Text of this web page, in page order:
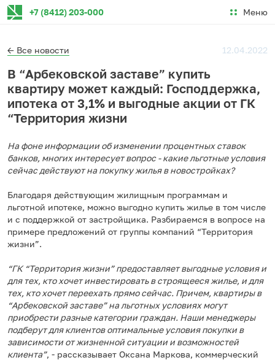
+7 (8412) 203-000 Меню
← Все новости 12.04.2022
В “Арбековской заставе” купить
квартиру может каждый: Господдержка,
ипотека от 3,1% и выгодные акции от ГК
“Территория жизни
На фоне информации об изменении процентных ставок
банков, многих интересует вопрос - какие льготные условия
сейчас действуют на покупку жилья в новостройках?
Благодаря действующим жилищным программам и
льготной ипотеке, можно выгодно купить жилье в том числе
и с поддержкой от застройщика. Разбираемся в вопросе на
примере предложений от группы компаний “Территория
жизни”.
“ГК “Территория жизни” предоставляет выгодные условия и
для тех, кто хочет инвестировать в строящееся жилье, и для
тех, кто хочет переехать прямо сейчас. Причем, квартиры в
“Арбековской заставе” на льготных условиях могут
приобрести разные категории граждан. Наши менеджеры
подберут для клиентов оптимальные условия покупки в
зависимости от жизненной ситуации и возможностей
клиента”, - рассказывает Оксана Маркова, коммерческий